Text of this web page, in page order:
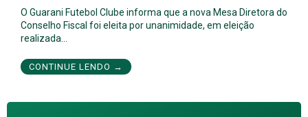
O Guarani Futebol Clube informa que a nova Mesa Diretora do
Conselho Fiscal foi eleita por unanimidade, em eleição
realizada…
CONTINUE LENDO →